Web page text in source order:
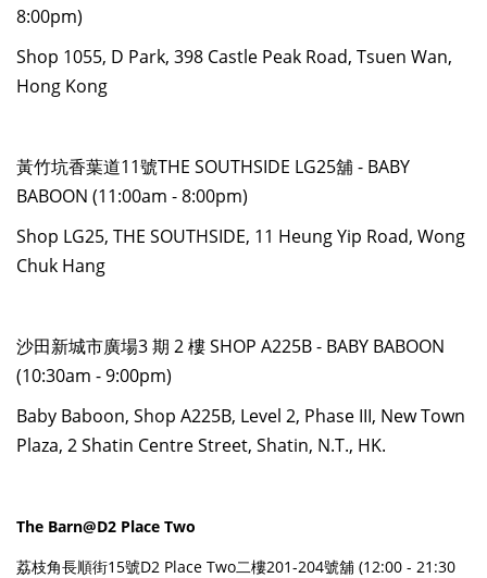
8:00pm)
Shop 1055, D Park, 398 Castle Peak Road, Tsuen Wan,
Hong Kong
黃竹坑香葉道11號THE SOUTHSIDE LG25舖 - BABY
BABOON (11:00am - 8:00pm)
Shop LG25, THE SOUTHSIDE, 11 Heung Yip Road, Wong
Chuk Hang
沙田新城市廣場3 期 2 樓 SHOP A225B - BABY BABOON
(10:30am - 9:00pm)
Baby Baboon, Shop A225B, Level 2, Phase III, New Town
Plaza, 2 Shatin Centre Street, Shatin, N.T., HK.
The Barn@D2 Place Two
荔枝角長順街15號D2 Place Two二樓201-204號舖 (12:00 - 21:30